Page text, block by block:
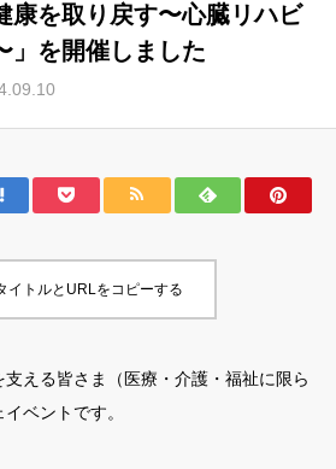
康を取り戻す〜心臓リハビ
」を開催しました
イトルとURLをコピーする
支える皆さま（医療・介護・福祉に限ら
ベントです。